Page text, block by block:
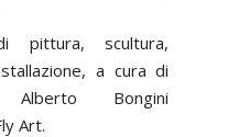
pittura, scultura,
a cura di
Bongini
Art.